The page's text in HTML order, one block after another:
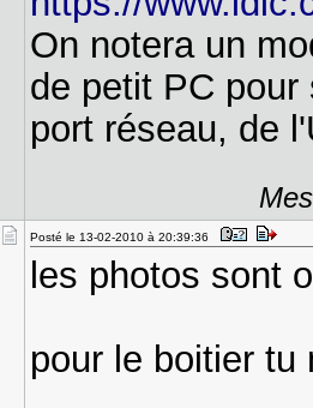
On notera un
de petit PC
port réseau, de
Posté le 13-02-2010 à 20:39:36
les photos sont
pour le boitier tu